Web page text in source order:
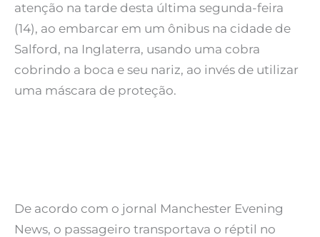
atenção na tarde desta última segunda-feira
(14), ao embarcar em um ônibus na cidade de
Salford, na Inglaterra, usando uma cobra
cobrindo a boca e seu nariz, ao invés de utilizar
uma máscara de proteção.
De acordo com o jornal Manchester Evening
News, o passageiro transportava o réptil no